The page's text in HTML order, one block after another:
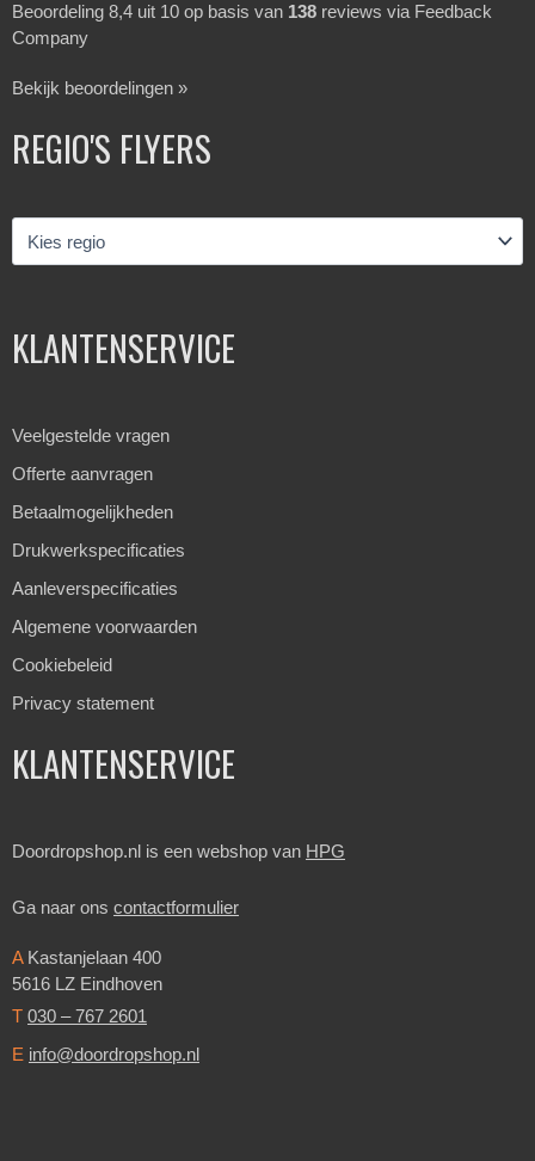
Beoordeling 8,4 uit 10 op basis van 138 reviews via Feedback
Company
Bekijk beoordelingen »
REGIO'S FLYERS
KLANTENSERVICE
Veelgestelde vragen
Offerte aanvragen
Betaalmogelijkheden
Drukwerkspecificaties
Aanleverspecificaties
Algemene voorwaarden
Cookiebeleid
Privacy statement
KLANTENSERVICE
Doordropshop.nl is een webshop van HPG
Ga naar ons contactformulier
AKastanjelaan 400
5616 LZ Eindhoven
T 030 – 767 2601
E info@doordropshop.nl